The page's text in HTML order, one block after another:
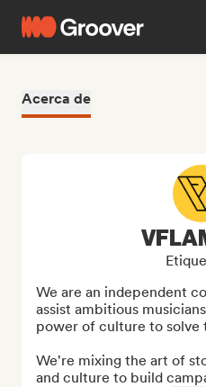
Acerca de
We are an independent
assist ambitious
power of culture to solve
We're mixing the art of
and culture to build